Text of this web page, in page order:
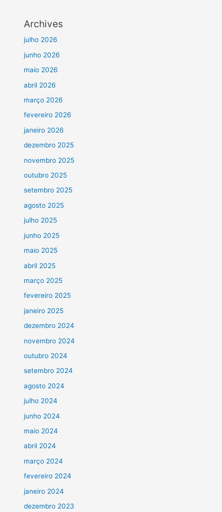
Archives
julho 2026
junho 2026
maio 2026
abril 2026
março 2026
fevereiro 2026
janeiro 2026
dezembro 2025
novembro 2025
outubro 2025
setembro 2025
agosto 2025
julho 2025
junho 2025
maio 2025
abril 2025
março 2025
fevereiro 2025
janeiro 2025
dezembro 2024
novembro 2024
outubro 2024
setembro 2024
agosto 2024
julho 2024
junho 2024
maio 2024
abril 2024
março 2024
fevereiro 2024
janeiro 2024
dezembro 2023